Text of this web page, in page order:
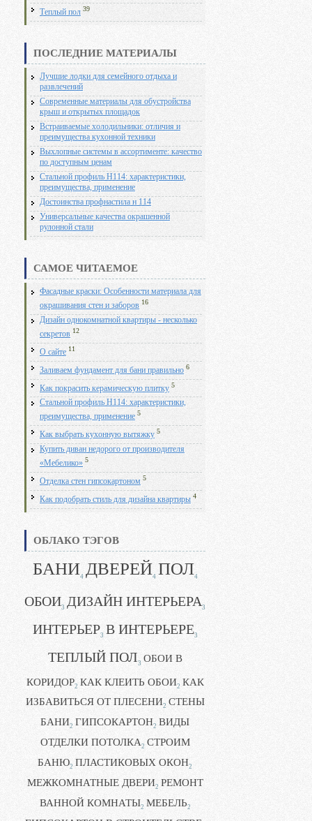
Теплый пол 39
ПОСЛЕДНИЕ МАТЕРИАЛЫ
Лучшие лодки для семейного отдыха и
развлечений
Современные материалы для обустройства
крыш и открытых площадок
Встраиваемые холодильники: отличия и
преимущества кухонной техники
Выхлопные системы в ассортименте: качество
по доступным ценам
Стальной профиль Н114: характеристики,
преимущества, применение
Достоинства профнастила н 114
Универсальные качества окрашенной
рулонной стали
САМОЕ ЧИТАЕМОЕ
Фасадные краски: Особенности материала для
окрашивания стен и заборов 16
Дизайн однокомнатной квартиры - несколько
секретов 12
О сайте 11
Заливаем фундамент для бани правильно 6
Как покрасить керамическую плитку 5
Стальной профиль Н114: характеристики,
преимущества, применение 5
Как выбрать кухонную вытяжку 5
Купить диван недорого от производителя
«Мебелико» 5
Отделка стен гипсокартоном 5
Как подобрать стиль для дизайна квартиры 4
ОБЛАКО ТЭГОВ
БАНИ4 ДВЕРЕЙ4 ПОЛ4
ОБОИ3 ДИЗАЙН ИНТЕРЬЕРА3
ИНТЕРЬЕР3 В ИНТЕРЬЕРЕ3
ТЕПЛЫЙ ПОЛ3 ОБОИ В
КОРИДОР2 КАК КЛЕИТЬ ОБОИ2 КАК
ИЗБАВИТЬСЯ ОТ ПЛЕСЕНИ2 СТЕНЫ
БАНИ2 ГИПСОКАРТОН2 ВИДЫ
ОТДЕЛКИ ПОТОЛКА2 СТРОИМ
БАНЮ2 ПЛАСТИКОВЫХ ОКОН2
МЕЖКОМНАТНЫЕ ДВЕРИ2 РЕМОНТ
ВАННОЙ КОМНАТЫ2 МЕБЕЛЬ2